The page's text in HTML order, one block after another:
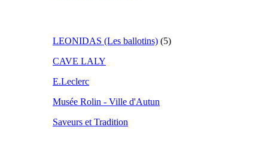
LEONIDAS (Les ballotins) (5)
CAVE LALY
E.Leclerc
Musée Rolin - Ville d'Autun
Saveurs et Tradition